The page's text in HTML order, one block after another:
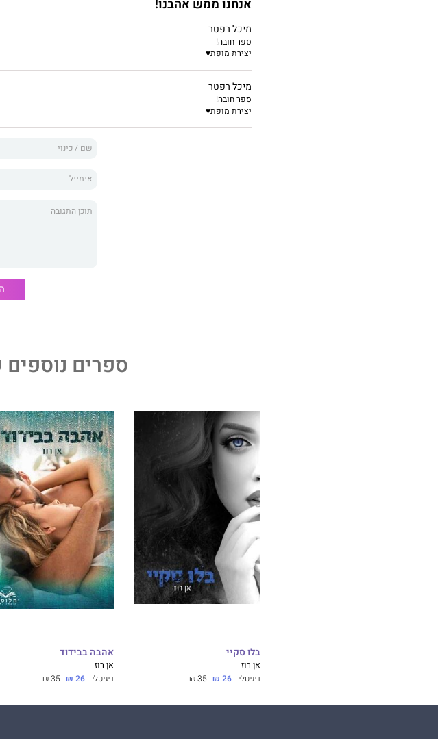
אפילו בלב התופת, האהבה היא הנשק, היא
המחשיך את
מאת סופרת רבי המכר
הקוראים אל נבכי נשמתה של משפחת דה רוסי,
, כיכבו ברשימות רבי
אנחנו ממש אהבנו!
מיכל רפטר
ספר חובה!
יצירת מופת♥
מיכל רפטר
ספר חובה!
יצירת מופת♥
ספרים נוספים
בלו סקיי
אן רוז
דיגיטלי 26 ₪
35 ₪
אהבה בבידוד
אן רוז
דיגיטלי 26 ₪
35 ₪